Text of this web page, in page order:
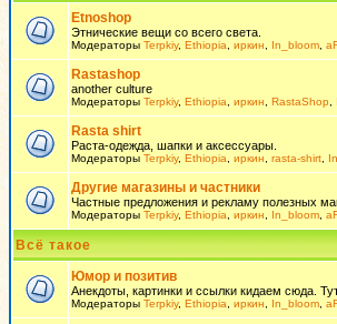
Etnoshop
Этнические вещи со всего света.
Модераторы Terpkiy, Ethiopia иркин In_bloom
Rastashop
another culture
Модераторы Terpkiy, Ethiopia иркин RastaShop
Rasta shirt
Раста-одежда, шапки и аксессуары.
Модераторы Terpkiy, Ethiopia иркин rasta-shirt
Другие магазины и частники
Частные предложения и рекламу полезных
Модераторы Terpkiy, Ethiopia иркин In_bloom
Всё такое
Юмор и позитив
Анекдоты, картинки и ссылки кидаем сюда.
Модераторы Terpkiy, Ethiopia иркин In_bloom